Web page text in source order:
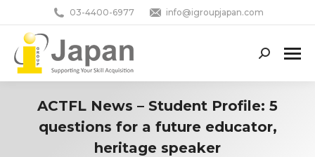
03-4400-6977 info@igroupjapan.com
Search:
ACTFL News – Student Profile: 5
questions for a future educator,
heritage speaker